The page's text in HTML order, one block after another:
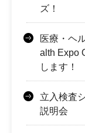
ズ！
医療・ヘ
alth Expo
します！
立入検査
説明会